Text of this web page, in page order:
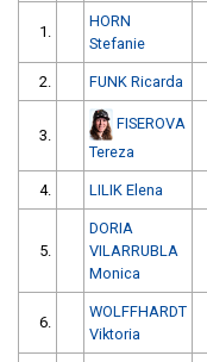
1.
HORN
Stefanie
2. FUNK Ricarda
3.
FISEROVA
Tereza
4. LILIK Elena
5.
DORIA
VILARRUBLA
Monica
6.
WOLFFHARDT
Viktoria